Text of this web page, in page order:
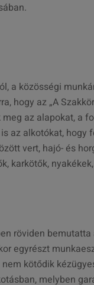
a közösségi
hogy az „A
az alapokat, a
az alkotókat, hogy
vert, hajó- és
karkötők,
röviden
egyrészt
kötődik
melyben